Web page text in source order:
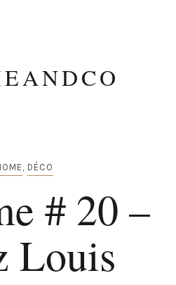
DÉCO
# 20 –
Louis